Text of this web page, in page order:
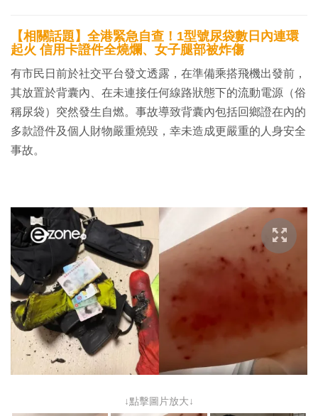
【相關話題】全港緊急自查！1型號尿袋數日內連環
起火 信用卡證件全燒爛、女子腿部被炸傷
有市民日前於社交平台發文透露，在準備乘搭飛機出發前，
其放置於背囊內、在未連接任何線路狀態下的流動電源（俗
稱尿袋）突然發生自燃。事故導致背囊內包括回鄉證在內的
多款證件及個人財物嚴重燒毀，幸未造成更嚴重的人身安全
事故。
↓點擊圖片放大↓